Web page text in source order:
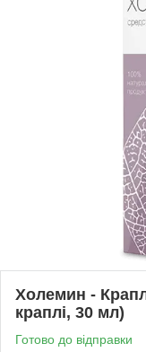
Холемин -
краплі, 30 мл)
Готово до відправки